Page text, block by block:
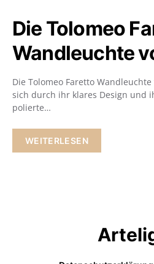
Die Tolomeo
Wandleuchte
Die Tolomeo Faretto
sich durch ihr klares Design und
polierte…
WEITERLESEN